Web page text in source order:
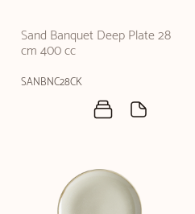
Sand Banquet Deep Plate 28
cm 400 cc
SANBNC28CK